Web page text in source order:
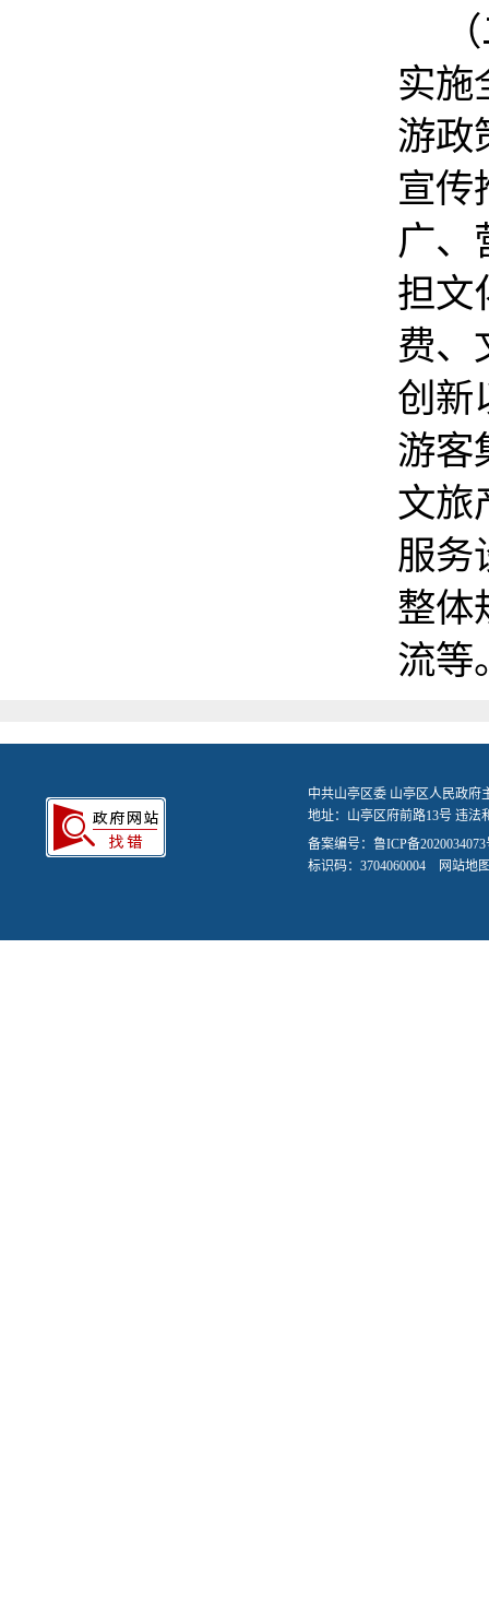
实施
游政
宣传
广、
担文
费、
创新
游客
文旅
服务
整体
流等
中共山亭区委 山亭区人民政府
地址：山亭区府前路13号 违法
备案编号： 鲁ICP备
标识码：3704060004 网站地